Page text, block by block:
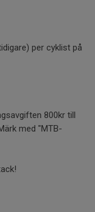
per cyklist på
800kr till
med "MTB-